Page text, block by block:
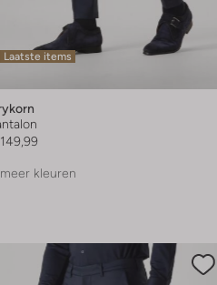
Laatste items
kleuren